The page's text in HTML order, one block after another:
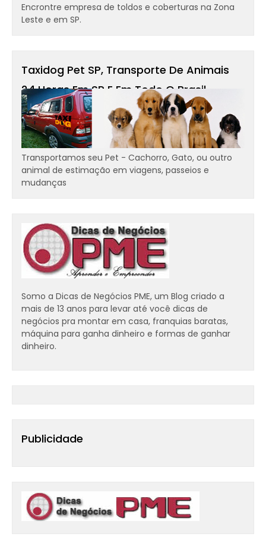
Encrontre empresa de toldos e coberturas na Zona
Leste e em SP.
Taxidog Pet SP, Transporte De Animais
24 Horas Em SP E Em Todo O Brasil -
Transportamos Cães, Gatos
Transportamos seu Pet - Cachorro, Gato, ou outro
animal de estimação em viagens, passeios e
mudanças
Somo a Dicas de Negócios PME, um Blog criado a
mais de 13 anos para levar até você dicas de
negócios pra montar em casa, franquias baratas,
máquina para ganha dinheiro e formas de ganhar
dinheiro.
Publicidade